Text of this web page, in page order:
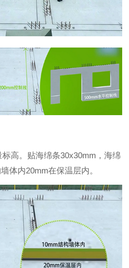
高。贴海绵条30x30mm，海绵
体内20mm在保温层内。